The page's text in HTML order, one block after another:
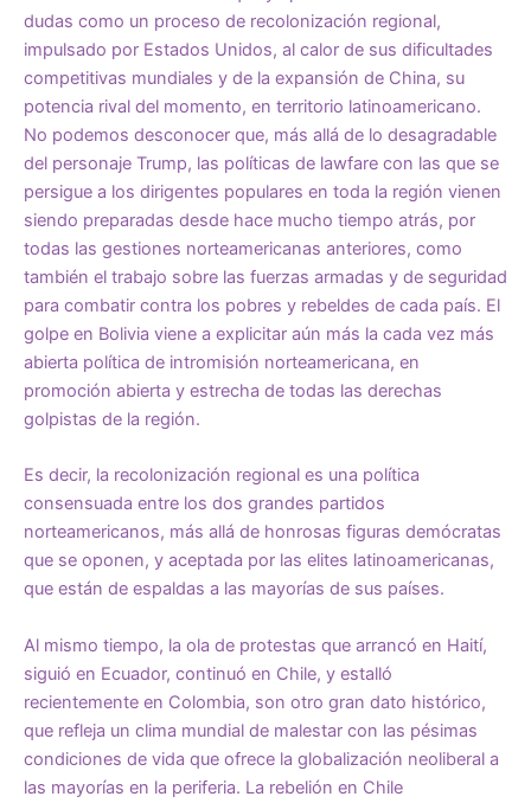
dudas como un proceso de recolonización regional,
impulsado por Estados Unidos, al calor de sus dificultades
competitivas mundiales y de la expansión de China, su
potencia rival del momento, en territorio latinoamericano.
No podemos desconocer que, más allá de lo desagradable
del personaje Trump, las políticas de lawfare con las que se
persigue a los dirigentes populares en toda la región vienen
siendo preparadas desde hace mucho tiempo atrás, por
todas las gestiones norteamericanas anteriores, como
también el trabajo sobre las fuerzas armadas y de seguridad
para combatir contra los pobres y rebeldes de cada país. El
golpe en Bolivia viene a explicitar aún más la cada vez más
abierta política de intromisión norteamericana, en
promoción abierta y estrecha de todas las derechas
golpistas de la región.
Es decir, la recolonización regional es una política
consensuada entre los dos grandes partidos
norteamericanos, más allá de honrosas figuras demócratas
que se oponen, y aceptada por las elites latinoamericanas,
que están de espaldas a las mayorías de sus países.
Al mismo tiempo, la ola de protestas que arrancó en Haití,
siguió en Ecuador, continuó en Chile, y estalló
recientemente en Colombia, son otro gran dato histórico,
que refleja un clima mundial de malestar con las pésimas
condiciones de vida que ofrece la globalización neoliberal a
las mayorías en la periferia. La rebelión en Chile